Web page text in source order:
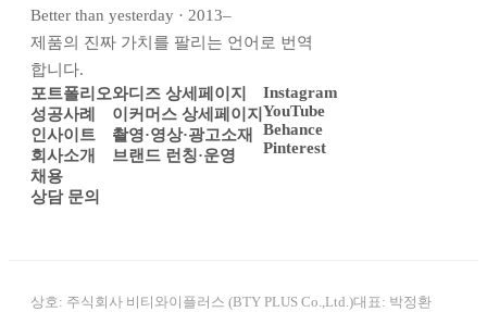
Better than yesterday · 2013–
제품의 진짜 가치를 팔리는 언어로 번역
합니다.
포트폴리오
성공사례
인사이트
회사소개
채용
상담 문의
와디즈 상세페이지
이커머스 상세페이지
촬영·영상·광고소재
브랜드 런칭·운영
Instagram
YouTube
Behance
Pinterest
상호: 주식회사 비티와이플러스 (BTY PLUS Co.,Ltd.)대표: 박정환